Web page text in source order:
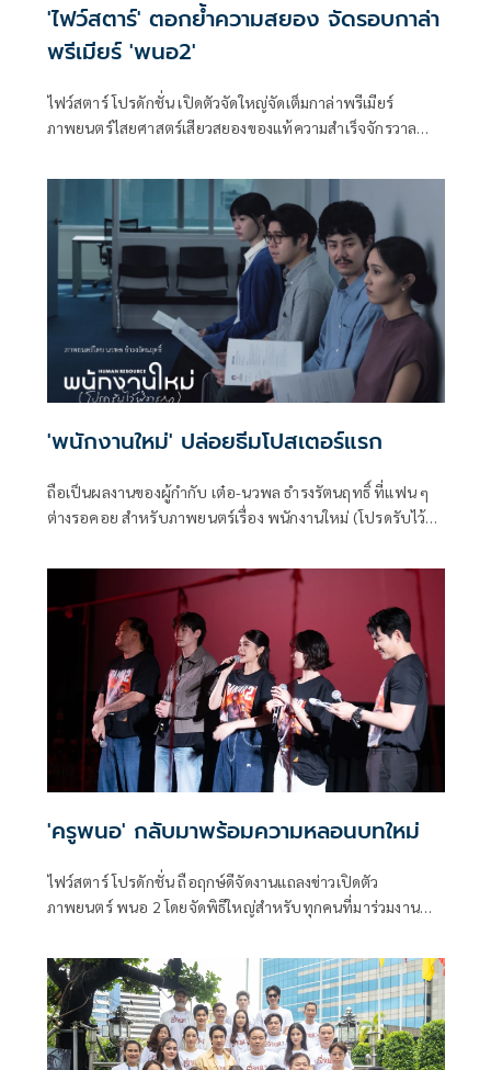
'ไฟว์สตาร์' ตอกย้ำความสยอง จัดรอบกาล่า
พรีเมียร์ 'พนอ2'
ไฟว์สตาร์ โปรดักชั่น เปิดตัวจัดใหญ่จัดเต็มกาล่าพรีเมียร์
ภาพยนตร์ไสยศาสตร์เสียวสยองของแท้ความสําเร็จจักรวาล
สยองอีกครั้งใน “พนอ2” โดยภาพยนตร์จะบอกเล่าเรื่องราวหลัง
จากที่ พนอ ได้คืนพลังเทพสามตา ชีวิตของพนอก็เหมือนถูก
รีเซ็ตเริ่มความทรงจําใหม่กับการเรียนในรั้ววิทยาลัยครูอย่างที่
เธอใฝ่ฝัน โดยมี เปี๊ยก คอยเฝ้ามองและช่วยเหลือเธออยู่ห่างๆ
'พนักงานใหม่' ปล่อยธีมโปสเตอร์แรก
ถือเป็นผลงานของผู้กำกับ เต๋อ-นวพล ธำรงรัตนฤทธิ์ ที่แฟน ๆ
ต่างรอคอย สำหรับภาพยนตร์เรื่อง พนักงานใหม่ (โปรดรับไว้
อย่างเป็นทางการ โดย GDH ร่วมสร้างกับ One Cool Connect
และ JAI Studios เข้าฉาย 29 มกราคมนี้ ในโรงภาพยนตร์
'ครูพนอ' กลับมาพร้อมความหลอนบทใหม่
ไฟว์สตาร์ โปรดักชั่น ถือฤกษ์ดีจัดงานแถลงข่าวเปิดตัว
ภาพยนตร์ พนอ 2 โดยจัดพิธีใหญ่สำหรับทุกคนที่มาร่วมงาน
เปิดโภคทรัพย์ให้ทุกท่านได้รับเงินรับทองรับแต่สิ่งดีๆตลอดไป
โดยอาจารย์หนุ่ม หมอดูเทวดา แชมป์ศึกชิงจ้าวหมอดู
ประเทศไทย เป็นผู้ทำพิธีในครั้งนี้